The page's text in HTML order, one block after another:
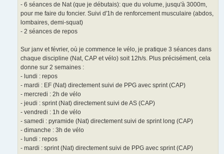
- 6 séances de Nat (que je débutais): que du volume, jusqu'à 3000m,
pour me faire du foncier. Suivi d'1h de renforcement musculaire (abdos,
lombaires, demi-squat)
- 2 séances de repos
Sur janv et février, où je commence le vélo, je pratique 3 séances dans
chaque discipline (Nat, CAP et vélo) soit 12h/s. Plus précisément, cela
donne sur 2 semaines :
- lundi : repos
- mardi : EF (Nat) directement suivi de PPG avec sprint (CAP)
- mercredi : 2h de vélo
- jeudi : sprint (Nat) directement suivi de AS (CAP)
- vendredi : 1h de vélo
- samedi : pyramide (Nat) directement suivi de sprint long (CAP)
- dimanche : 3h de vélo
- lundi : repos
- mardi : sprint (Nat) directement suivi de PPG avec sprint (CAP)